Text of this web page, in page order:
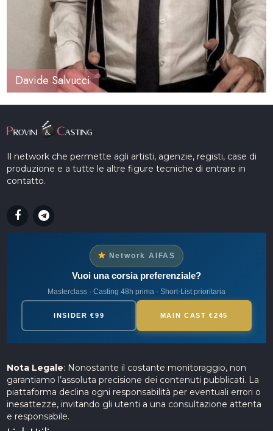
Davide Salvucci
Il network che permette agli artisti, agenzie, registi, case di
produzione e a tutte le altre figure tecniche di entrare in
contatto.
Network AIFAS
Vuoi una corsia preferenziale?
Masterclass · Casting 48h prima · Short-List prioritaria
INSIDER €99 MAIN CAST €245
Nota Legale: Nonostante il costante monitoraggio, non
garantiamo l’assoluta precisione dei contenuti pubblicati. La
piattaforma declina ogni responsabilità per eventuali errori o
inesattezze, invitando gli utenti a una consultazione attenta
e responsabile.